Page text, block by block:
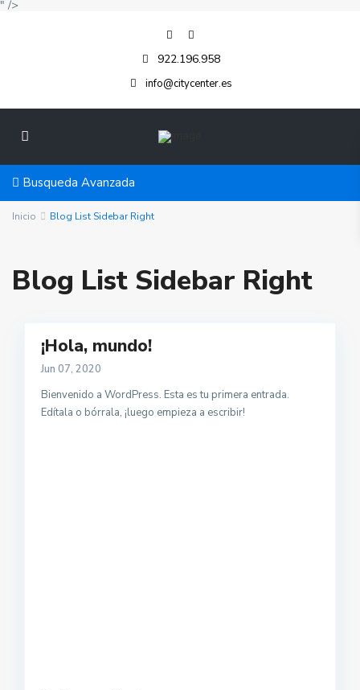
" />
922.196.958
info@citycenter.es
Busqueda Avanzada
Inicio Blog List Sidebar Right
Blog List Sidebar Right
¡Hola, mundo!
Jun 07, 2020
Bienvenido a WordPress. Esta es tu primera entrada.
Edítala o bórrala, ¡luego empieza a escribir!